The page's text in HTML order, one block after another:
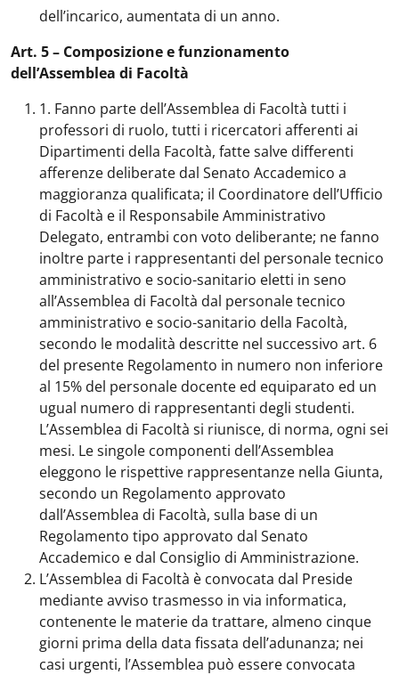
dell’incarico, aumentata di un anno.
Art. 5 – Composizione e funzionamento
dell’Assemblea di Facoltà
1. Fanno parte dell’Assemblea di Facoltà tutti i
professori di ruolo, tutti i ricercatori afferenti ai
Dipartimenti della Facoltà, fatte salve differenti
afferenze deliberate dal Senato Accademico a
maggioranza qualificata; il Coordinatore dell’Ufficio
di Facoltà e il Responsabile Amministrativo
Delegato, entrambi con voto deliberante; ne fanno
inoltre parte i rappresentanti del personale tecnico
amministrativo e socio-sanitario eletti in seno
all’Assemblea di Facoltà dal personale tecnico
amministrativo e socio-sanitario della Facoltà,
secondo le modalità descritte nel successivo art. 6
del presente Regolamento in numero non inferiore
al 15% del personale docente ed equiparato ed un
ugual numero di rappresentanti degli studenti.
L’Assemblea di Facoltà si riunisce, di norma, ogni sei
mesi. Le singole componenti dell’Assemblea
eleggono le rispettive rappresentanze nella Giunta,
secondo un Regolamento approvato
dall’Assemblea di Facoltà, sulla base di un
Regolamento tipo approvato dal Senato
Accademico e dal Consiglio di Amministrazione.
L’Assemblea di Facoltà è convocata dal Preside
mediante avviso trasmesso in via informatica,
contenente le materie da trattare, almeno cinque
giorni prima della data fissata dell’adunanza; nei
casi urgenti, l’Assemblea può essere convocata